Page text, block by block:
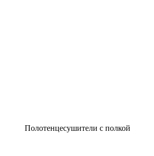
Полотенцесушители с полкой